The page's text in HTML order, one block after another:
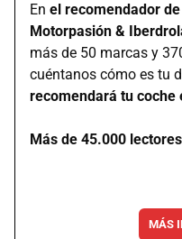
En el recomendador de
Motorpasión &
más de 50 marcas y
cuéntanos cómo es tu
recomendará tu coche
Más de 45.000
MÁS